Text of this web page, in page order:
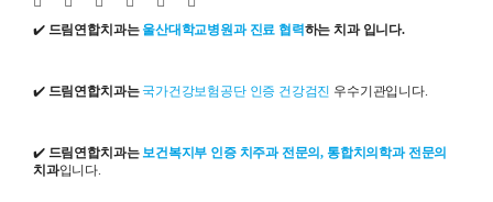
✔️ 드림연합치과는 울산대학교병원과 진료 협력하는 치과 입니다.
✔️ 드림연합치과는 국가건강보험공단 인증 건강검진 우수기관입니다.
✔️ 드림연합치과는보건복지부 인증 치주과 전문의, 통합치의학과 전문의
치과입니다.